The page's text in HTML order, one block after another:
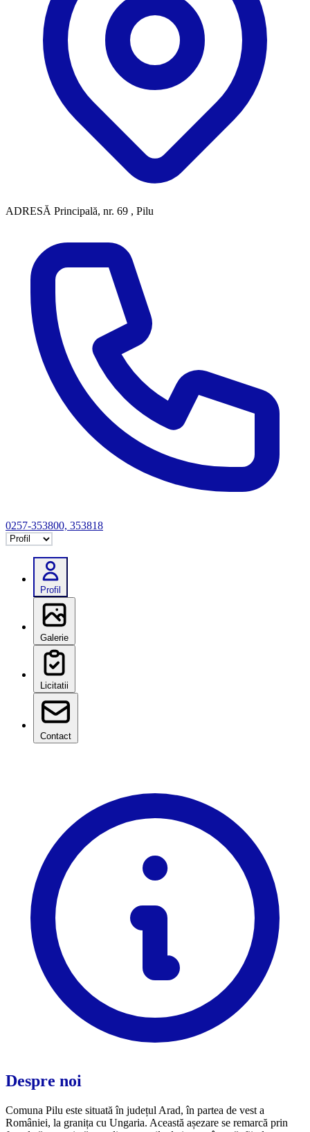
ADRESĂ Principală, nr. 69 , Pilu
0257-353800, 353818
Selectează tab
Profil
Galerie
Licitatii
Contact
Despre noi
Comuna Pilu este situată în județul Arad, în partea de vest a
României, la granița cu Ungaria. Această așezare se remarcă prin